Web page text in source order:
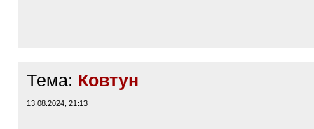
Тема: Ковтун
13.08.2024, 21:13